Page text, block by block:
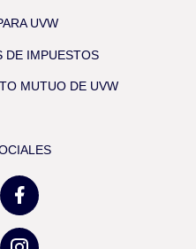
UVW
DE IMPUESTOS
MUTUO DE UVW